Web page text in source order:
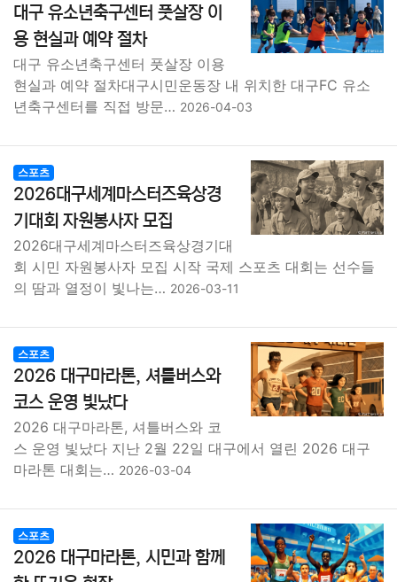
대구 유소년축구센터 풋살장 이
용 현실과 예약 절차
대구 유소년축구센터 풋살장 이용
현실과 예약 절차대구시민운동장 내 위치한 대구FC 유소
년축구센터를 직접 방문… 2026-04-03
스포츠
2026대구세계마스터즈육상경
기대회 자원봉사자 모집
2026대구세계마스터즈육상경기대
회 시민 자원봉사자 모집 시작 국제 스포츠 대회는 선수들
의 땀과 열정이 빛나는… 2026-03-11
스포츠
2026 대구마라톤, 셔틀버스와
코스 운영 빛났다
2026 대구마라톤, 셔틀버스와 코
스 운영 빛났다 지난 2월 22일 대구에서 열린 2026 대구
마라톤 대회는… 2026-03-04
스포츠
2026 대구마라톤, 시민과 함께